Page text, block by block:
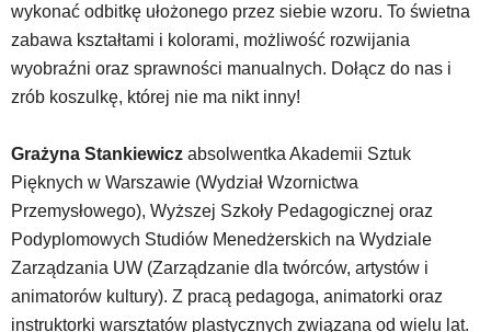
YouTube
oraz
mapy
Google
Maps
w
formie
ramek.
Elementy
te
obsługiwane
są
wykonać odbitkę ułożonego przez siebie wzoru. To świetna
zabawa kształtami i kolorami, możliwość rozwijania
wyobraźni oraz sprawności manualnych. Dołącz do nas i
zrób koszulkę, której nie ma nikt inny!
Grażyna Stankiewicz absolwentka Akademii Sztuk
Pięknych w Warszawie (Wydział Wzornictwa
Przemysłowego), Wyższej Szkoły Pedagogicznej oraz
Podyplomowych Studiów Menedżerskich na Wydziale
Zarządzania UW (Zarządzanie dla twórców, artystów i
animatorów kultury). Z pracą pedagoga, animatorki oraz
instruktorki warsztatów plastycznych związana od wielu lat.